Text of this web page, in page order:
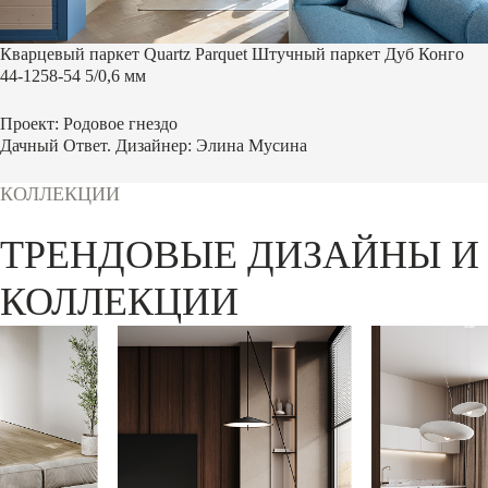
Кварцевый паркет Quartz Parquet Штучный паркет Дуб Конго
44-1258-54 5/0,6 мм
Проект: Родовое гнездо
Дачный Ответ. Дизайнер: Элина Мусина
КОЛЛЕКЦИИ
ТРЕНДОВЫЕ ДИЗАЙНЫ И
КОЛЛЕКЦИИ